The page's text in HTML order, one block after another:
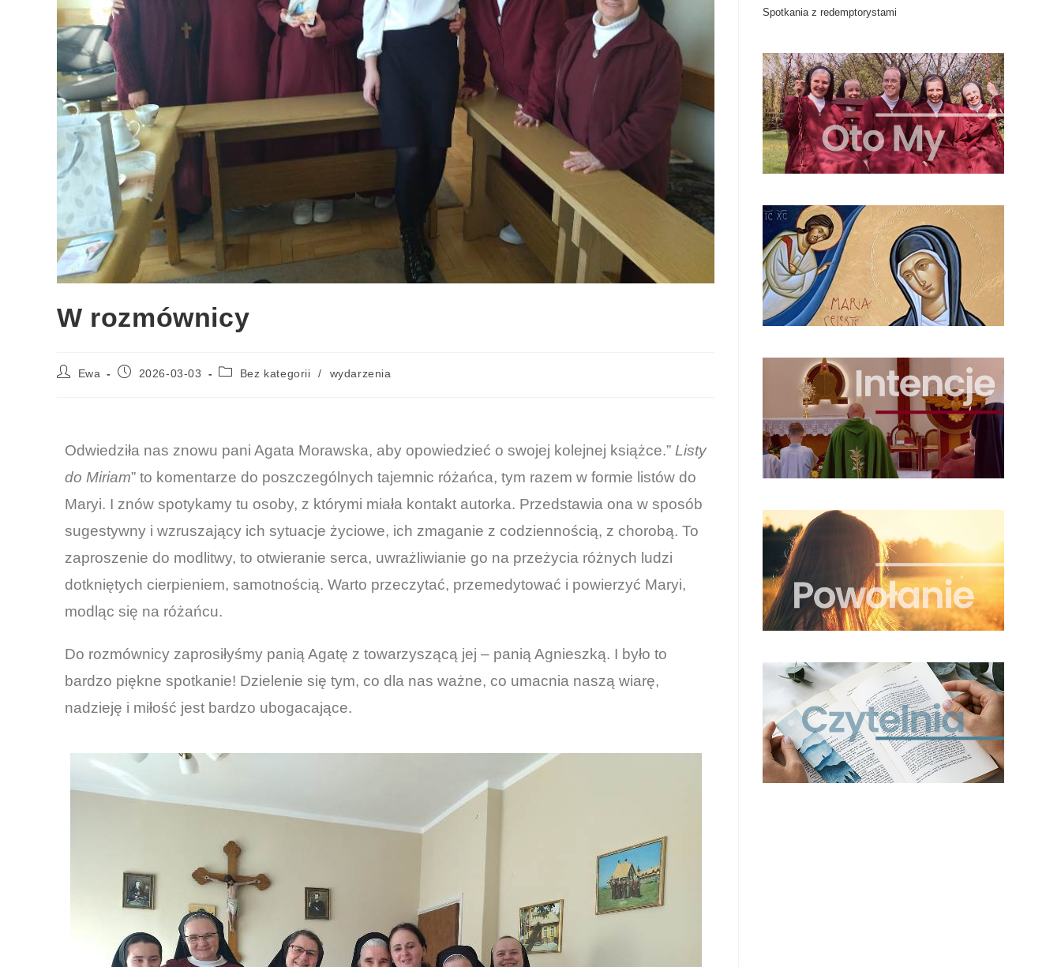
W rozmównicy
Ewa 2026-03-03 Bez kategorii / wydarzenia
Odwiedziła nas znowu pani Agata Morawska, aby opowiedzieć o swojej kolejnej książce.” Listy
do Miriam” to komentarze do poszczególnych tajemnic różańca, tym razem w formie listów do
Maryi. I znów spotykamy tu osoby, z którymi miała kontakt autorka. Przedstawia ona w sposób
sugestywny i wzruszający ich sytuacje życiowe, ich zmaganie z codziennością, z chorobą. To
zaproszenie do modlitwy, to otwieranie serca, uwrażliwianie go na przeżycia różnych ludzi
dotkniętych cierpieniem, samotnością. Warto przeczytać, przemedytować i powierzyć Maryi,
modląc się na różańcu.
Do rozmównicy zaprosiłyśmy panią Agatę z towarzyszącą jej – panią Agnieszką. I było to
bardzo piękne spotkanie! Dzielenie się tym, co dla nas ważne, co umacnia naszą wiarę,
nadzieję i miłość jest bardzo ubogacające.
Spotkania z redemptorystami